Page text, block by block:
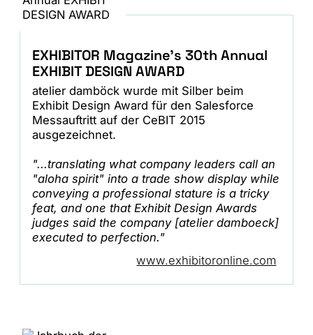
EXHIBITOR Magazine's 30th Annual
EXHIBIT DESIGN AWARD
atelier damböck wurde mit Silber beim
Exhibit Design Award für den Salesforce
Messauftritt auf der CeBIT 2015
ausgezeichnet.
"...translating what company leaders call an
"aloha spirit" into a trade show display while
conveying a professional stature is a tricky
feat, and one that Exhibit Design Awards
judges said the company [atelier damboeck]
executed to perfection."
www.exhibitoronline.com